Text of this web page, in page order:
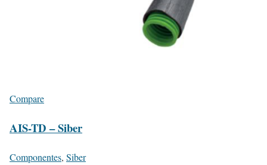
Compare
AIS-TD – Siber
Componentes, Siber